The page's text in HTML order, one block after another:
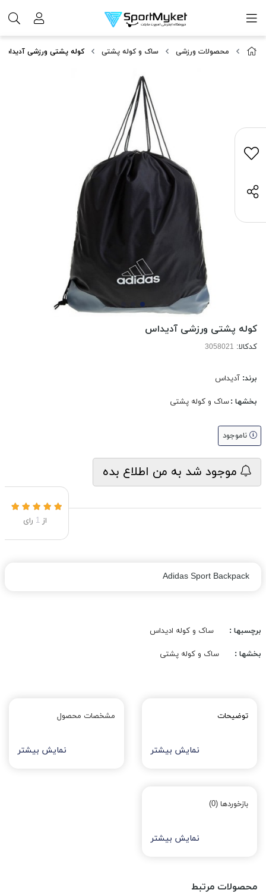
محصولات ورزشی ساک و کوله پشتی کوله پشتی ورزشی آدیداس
کوله پشتی ورزشی آدیداس
کدکالا:
برند: آدیداس
بخشها :ساک و کوله پشتی
ناموجود
موجود شد به من اطلاع بده
از 1 رای
Adidas Sport Backpack
برچسبها : ساک و کوله ادیداس
بخشها : ساک و کوله پشتی
توضیحات
نمایش بیشتر
مشخصات محصول
نمایش بیشتر
بازخوردها (0)
نمایش بیشتر
محصولات مرتبط